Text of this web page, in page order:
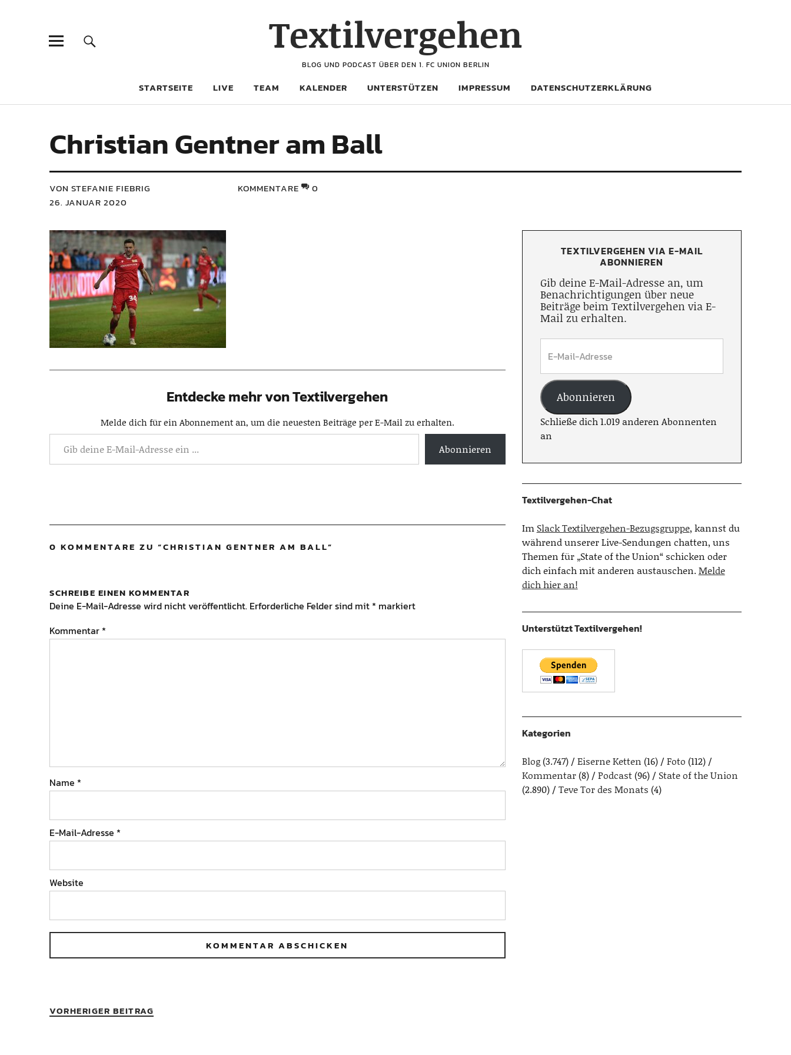
Textilvergehen
BLOG UND PODCAST ÜBER DEN 1. FC UNION BERLIN
STARTSEITE LIVE TEAM KALENDER UNTERSTÜTZEN IMPRESSUM DATENSCHUTZERKLÄRUNG
Christian Gentner am Ball
VON STEFANIE FIEBRIG
26. JANUAR 2020
KOMMENTARE 0
Entdecke mehr von Textilvergehen
Melde dich für ein Abonnement an, um die neuesten Beiträge per E-Mail zu erhalten.
Abonnieren
0 KOMMENTARE ZU “CHRISTIAN GENTNER AM BALL”
SCHREIBE EINEN KOMMENTAR
Deine E-Mail-Adresse wird nicht veröffentlicht. Erforderliche Felder sind mit * markiert
Kommentar *
Name *
E-Mail-Adresse *
Website
VORHERIGER BEITRAG
TEXTILVERGEHEN VIA E-MAIL
ABONNIEREN
Gib deine E-Mail-Adresse an, um
Benachrichtigungen über neue
Beiträge beim Textilvergehen via E-
Mail zu erhalten.
Abonnieren
Schließe dich 1.019 anderen Abonnenten
an
Textilvergehen-Chat
Im Slack Textilvergehen-Bezugsgruppe, kannst du
während unserer Live-Sendungen chatten, uns
Themen für „State of the Union“ schicken oder
dich einfach mit anderen austauschen.Melde
dich hier an!
Unterstützt Textilvergehen!
Kategorien
Blog(3.747) Eiserne Ketten (16) Foto (112)
Kommentar(8) Podcast(96)
State of the Union
(2.890)
Teve Tor des Monats (4)